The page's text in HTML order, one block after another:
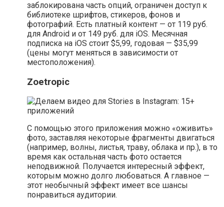
заблокирована часть опций, ограничен доступ к
библиотеке шрифтов, стикеров, фонов и
фотографий. Есть платный контент — от 119 руб.
для Android и от 149 руб. для iOS. Месячная
подписка на iOS стоит $5,99, годовая — $35,99
(цены могут меняться в зависимости от
местоположения).
Zoetropic
С помощью этого приложения можно «оживить»
фото, заставляя некоторые фрагменты двигаться
(например, волны, листья, траву, облака и пр.), в то
время как остальная часть фото остается
неподвижной. Получается интересный эффект,
которым можно долго любоваться. А главное —
этот необычный эффект имеет все шансы
понравиться аудитории.